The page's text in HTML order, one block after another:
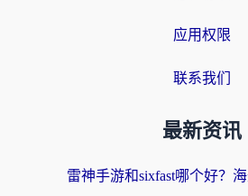
应用权限
联系我们
最新资讯